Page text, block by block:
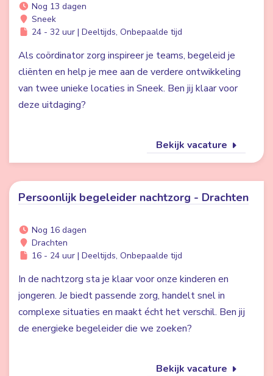
Nog 13 dagen
Sneek
24 - 32 uur | Deeltijds, Onbepaalde tijd
Als coördinator zorg inspireer je teams, begeleid je
cliënten en help je mee aan de verdere ontwikkeling
van twee unieke locaties in Sneek. Ben jij klaar voor
deze uitdaging?
Bekijk vacature
Persoonlijk begeleider nachtzorg - Drachten
Nog 16 dagen
Drachten
16 - 24 uur | Deeltijds, Onbepaalde tijd
In de nachtzorg sta je klaar voor onze kinderen en
jongeren. Je biedt passende zorg, handelt snel in
complexe situaties en maakt écht het verschil. Ben jij
de energieke begeleider die we zoeken?
Bekijk vacature